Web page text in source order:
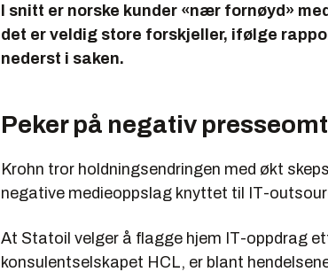
I snitt er norske kunder «nær fornøyd»
det er veldig store forskjeller, ifølge
nederst i saken.
Peker på negativ
Krohn tror holdningsendringen med økt
negative medieoppslag knyttet til IT-
At Statoil velger å flagge hjem IT-oppdrag
konsulentselskapet HCL, er blant